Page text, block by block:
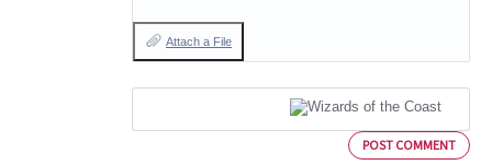
Attach a File
POST COMMENT